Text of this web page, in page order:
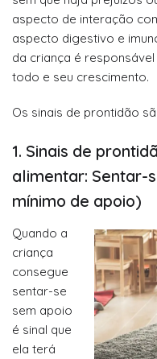
aspecto de interação
aspecto digestivo e
da criança é
todo e seu crescimento.
Os sinais de prontidão
1. Sinais de
alimentar: Sentar-
mínimo de apoio)
Quando a
criança
consegue
sentar-se
sem apoio
é sinal que
ela terá